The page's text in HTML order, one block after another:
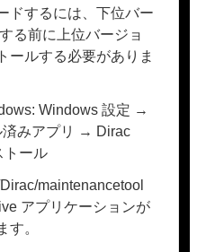
ドするには、下位バー
る前に上位バージョ
ールする必要がありま
Windows 設定 →
みアプリ → Dirac
ール
maintenancetool
アプリケーションが
す。